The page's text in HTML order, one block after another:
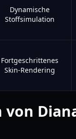
Dynamische
Stoffsimulation
Fortgeschrittenes
Skin-Rendering